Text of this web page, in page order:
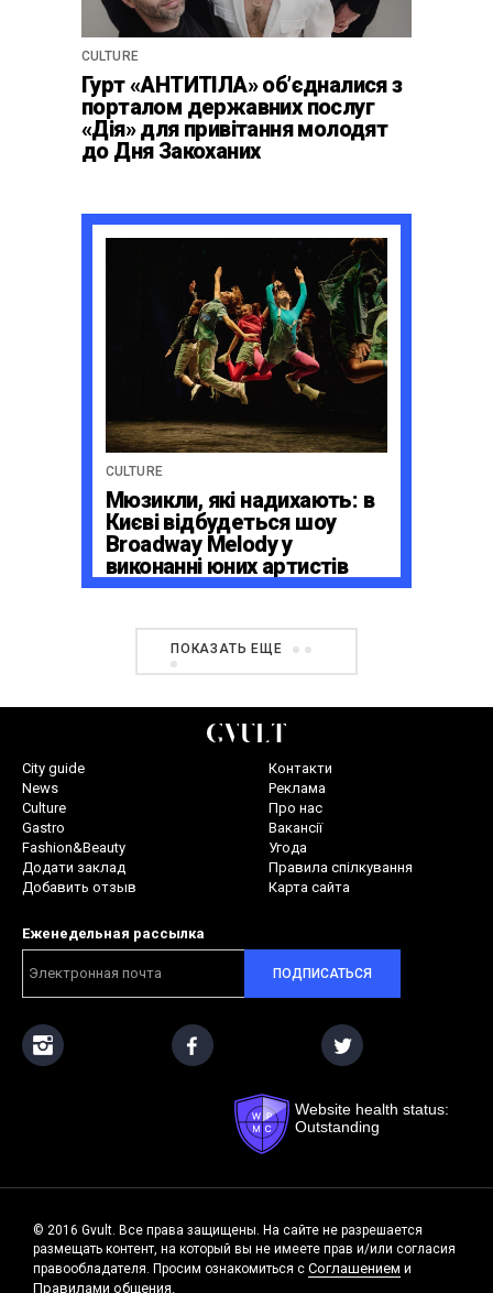
CULTURE
Гурт «АНТИТІЛА» обʼєдналися з
порталом державних послуг
«Дія» для привітання молодят
до Дня Закоханих
CULTURE
Мюзикли, які надихають: в
Києві відбудеться шоу
Broadway Melody у
виконанні юних артистів
Broadway Kids Studio
ПОКАЗАТЬ ЕЩЕ
City guide
News
Culture
Gastro
Fashion&Beauty
Додати заклад
Добавить отзыв
Контакти
Реклама
Про нас
Вакансії
Угода
Правила спілкування
Карта сайта
Еженедельная рассылка
ПОДПИСАТЬСЯ
Website health status:
Outstanding
© 2016 Gvult. Все права защищены. На сайте не разрешается
размещать контент, на который вы не имеете прав и/или согласия
правообладателя. Просим ознакомиться с Соглашением и
Правилами общения.